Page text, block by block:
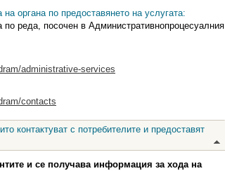
органа по предоставянето на услугата:
реда, посочен в Административнопроцесуалния
administrative-services
contacts
контактуват с потребителите и предоставят
и се получава информация за хода на